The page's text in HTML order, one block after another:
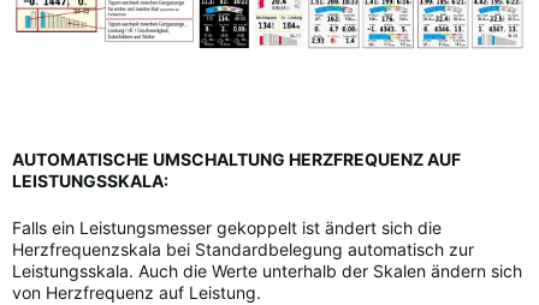
AUTOMATISCHE UMSCHALTUNG HERZFREQUENZ AUF
LEISTUNGSSKALA:
Falls ein Leistungsmesser gekoppelt ist ändert sich die
Herzfrequenzskala bei Standardbelegung automatisch zur
Leistungsskala. Auch die Werte unterhalb der Skalen ändern sich
von Herzfrequenz auf Leistung.